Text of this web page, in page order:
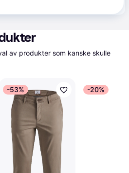
av produkter som kanske skulle
-53% -20%